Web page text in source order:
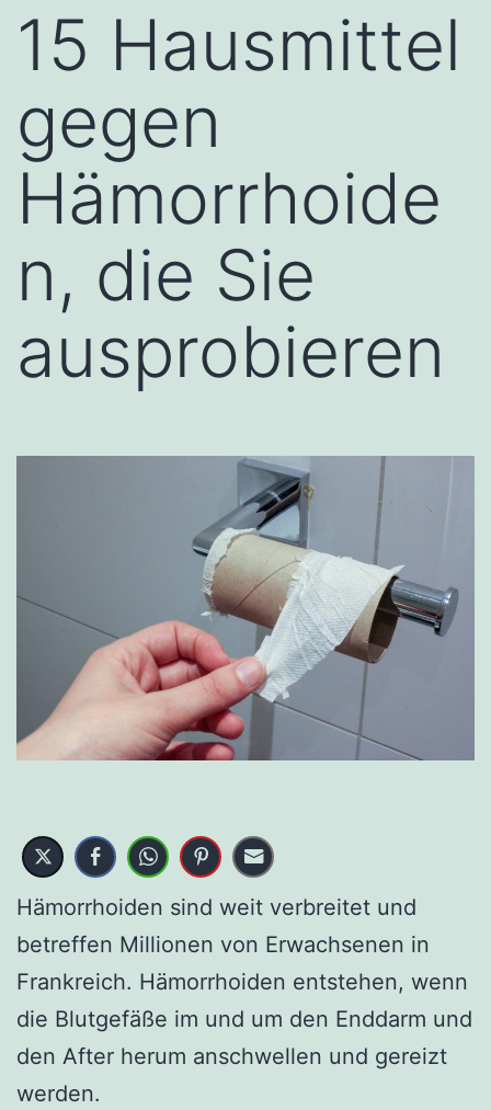
15 Hausmittel
gegen
Hämorrhoide
n, die Sie
ausprobieren
Hämorrhoiden sind weit verbreitet und
betreffen Millionen von Erwachsenen in
Frankreich. Hämorrhoiden entstehen, wenn
die Blutgefäße im und um den Enddarm und
den After herum anschwellen und gereizt
werden.